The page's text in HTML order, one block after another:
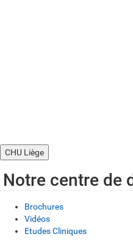
CHU Liège
Notre centre de
Brochures
Vidéos
Etudes Cliniques